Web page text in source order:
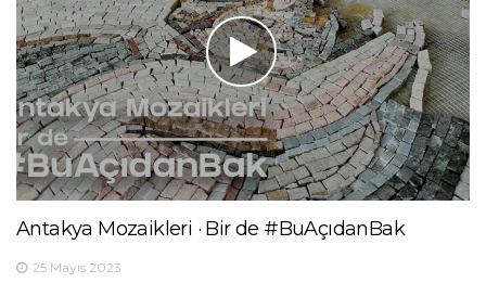
Antakya Mozaikleri · Bir de #BuAçıdanBak
25 Mayıs 2023